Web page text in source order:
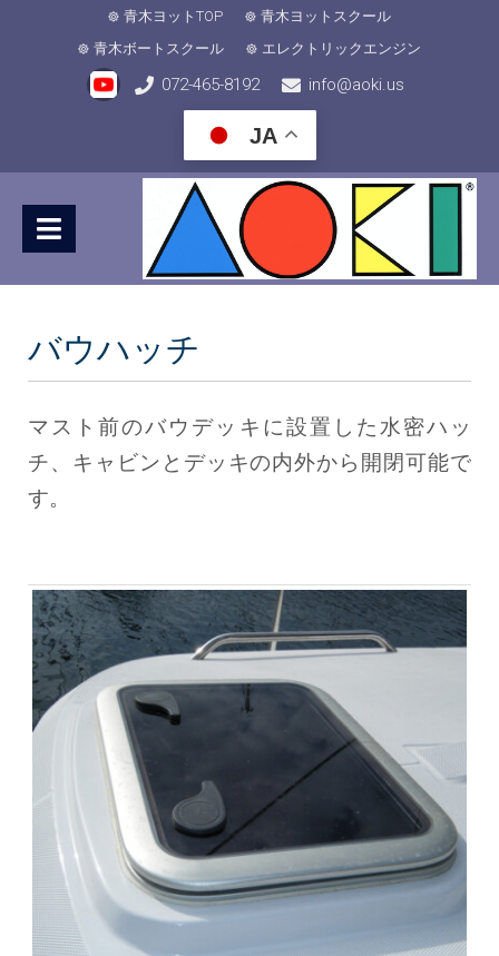
青木ヨットTOP
青木ヨットスクール
青木ボートスクール
エレクトリックエンジン
072-465-8192 info@aoki.us
JA
バウハッチ
マスト前のバウデッキに設置した水密ハッ
チ、キャビンとデッキの内外から開閉可能で
す。